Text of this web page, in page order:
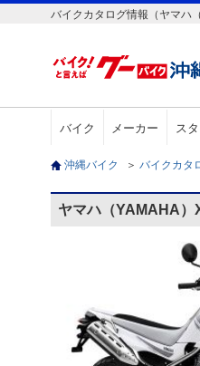
バイクカタログ情報（ヤマハ
バイク メーカー ス
沖縄バイク ＞ バイクカタ
ヤマハ（YAMAHA）